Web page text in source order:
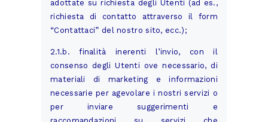
adottate su richiesta degli Utenti (ad es.,
richiesta di contatto attraverso il form
“Contattaci” del nostro sito, ecc.);
2.1.b. finalità inerenti l’invio, con il
consenso degli Utenti ove necessario, di
materiali di marketing e informazioni
necessarie per agevolare i nostri servizi o
per inviare suggerimenti e